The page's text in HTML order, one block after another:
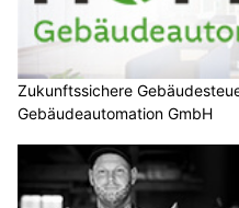
Zukunftssichere
Gebäudeautomation GmbH